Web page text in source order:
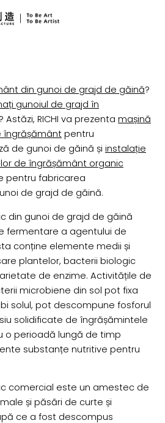
din gunoi de grajd de găină?
gunoiul de grajd în
Astăzi, RICHI va prezenta mașină
pentru
de gunoi de găină și instalație
de îngrășământ organic
pentru fabricarea
de grajd de găină.
din gunoi de grajd de găină
fermentare a agentului de
conține elemente medii și
plantelor, bacterii biologic
de enzime. Activitățile de
microbiene din sol pot fixa
solul, pot descompune fosforul
solidificate de îngrășămintele
o perioadă lungă de timp
substanțe nutritive pentru
comercial este un amestec de
și păsări de curte și
ce a fost descompus